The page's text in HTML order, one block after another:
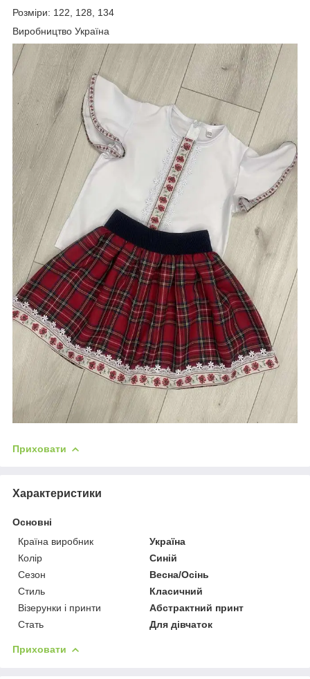
Розміри: 122, 128, 134
Виробництво Україна
Приховати
Характеристики
Основні
Країна виробник
Україна
Колір
Синій
Сезон
Весна/Осінь
Стиль
Класичний
Візерунки і принти
Абстрактний принт
Стать
Для дівчаток
Приховати